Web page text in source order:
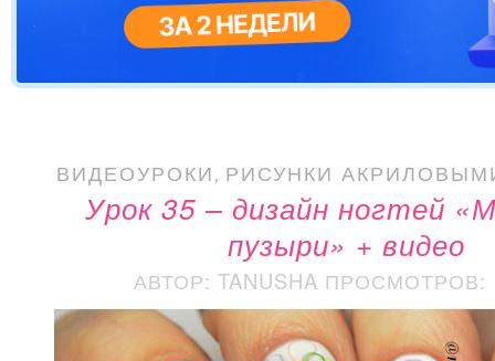
ВИДЕОУРОКИ, РИСУНКИ
Урок 35 – дизайн ногтей
пузыри» + видео
АВТОР: TANUSHA ПРОСМОТРОВ: